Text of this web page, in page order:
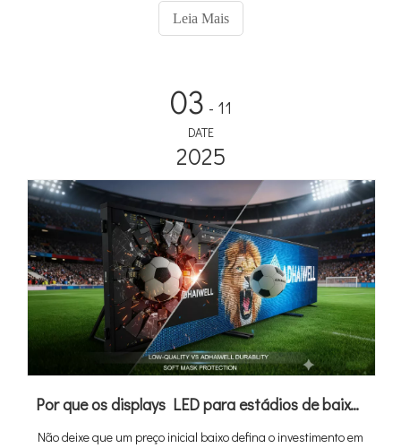
atualizada.
Leia Mais
03 - 11
DATE
2025
Por que os displays LED para estádios de baixo preço custam mais: a vantagem do valor Adhaiwell
Não deixe que um preço inicial baixo defina o investimento em